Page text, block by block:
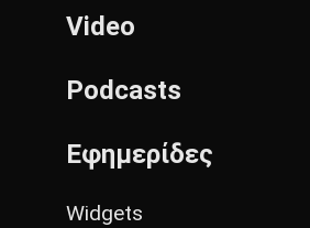
Video
Podcasts
Εφημερίδες
Widgets